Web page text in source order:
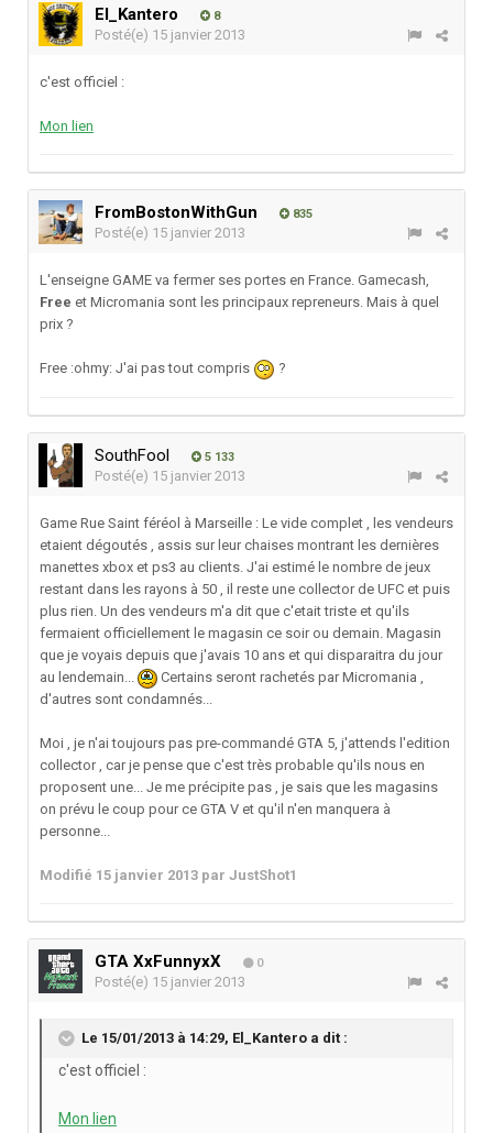
El_Kantero 8
Posté(e) 15 janvier 2013
c'est officiel :
Mon lien
FromBostonWithGun 835
Posté(e) 15 janvier 2013
L'enseigne GAME va fermer ses portes en France. Gamecash,
Free et Micromania sont les principaux repreneurs. Mais à quel
prix ?
Free :ohmy: J'ai pas tout compris ?
SouthFool 5 133
Posté(e) 15 janvier 2013
Game Rue Saint féréol à Marseille : Le vide complet , les vendeurs
etaient dégoutés , assis sur leur chaises montrant les dernières
manettes xbox et ps3 au clients. J'ai estimé le nombre de jeux
restant dans les rayons à 50 , il reste une collector de UFC et puis
plus rien. Un des vendeurs m'a dit que c'etait triste et qu'ils
fermaient officiellement le magasin ce soir ou demain. Magasin
que je voyais depuis que j'avais 10 ans et qui disparaitra du jour
au lendemain...
Certains seront rachetés par Micromania ,
d'autres sont condamnés...
Moi , je n'ai toujours pas pre-commandé GTA 5, j'attends l'edition
collector , car je pense que c'est très probable qu'ils nous en
proposent une... Je me précipite pas , je sais que les magasins
on prévu le coup pour ce GTA V et qu'il n'en manquera à
personne...
Modifié 15 janvier 2013 par JustShot1
GTA XxFunnyxX 0
Posté(e) 15 janvier 2013
Le 15/01/2013 à 14:29, El_Kantero a dit :
c'est officiel :
Mon lien